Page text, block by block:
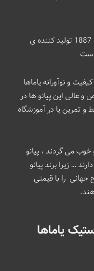
شرکت یاماها از زمان تاسیس در سال 1887 تولید کننده ی
است
با کیفیت و نوآورانه یاماها
عالی این پیانو ها در
تمرین یا در آموزشگاه
خوب می گردند ، پیانو
… زیرا برند پیانو
جهانی را با قیمتی
یاماها